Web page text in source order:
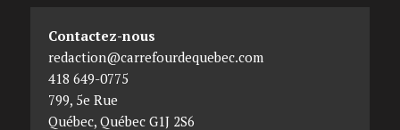
Contactez-nous
redaction@carrefourdequebec.com
418 649-0775
799, 5e Rue
Québec, Québec G1J 2S6